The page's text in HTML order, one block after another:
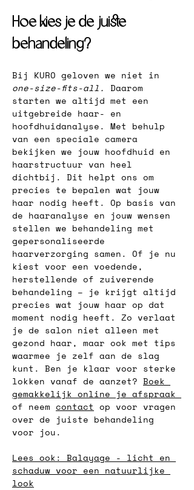
Hoe kies je de juiste
behandeling?
Bij KURO geloven we niet in
one-size-fits-all.
Daarom
starten we altijd met een
uitgebreide haar- en
hoofdhuidanalyse. Met behulp
van een speciale camera
bekijken we jouw hoofdhuid en
haarstructuur van heel
dichtbij. Dit helpt ons om
precies te bepalen wat jouw
haar nodig heeft. Op basis van
de haaranalyse en jouw wensen
stellen we behandeling met
gepersonaliseerde
haarverzorging samen. Of je nu
kiest voor een voedende,
herstellende of zuiverende
behandeling – je krijgt altijd
precies wat jouw haar op dat
moment nodig heeft. Zo verlaat
je de salon niet alleen met
gezond haar, maar ook met tips
waarmee je zelf aan de slag
kunt. Ben je klaar voor sterke
lokken vanaf de aanzet? Boek
gemakkelijk online je afspraak
of neem contact op voor vragen
over de juiste behandeling
voor jou.
Lees ook: Balayage - licht en
schaduw voor een natuurlijke
look